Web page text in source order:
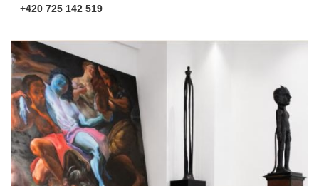
+420 725 142 519